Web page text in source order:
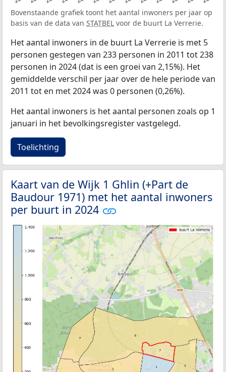
Bovenstaande grafiek toont het aantal inwoners per jaar op
basis van de data van STATBEL voor de buurt La Verrerie.
Het aantal inwoners in de buurt La Verrerie is met 5
personen gestegen van 233 personen in 2011 tot 238
personen in 2024 (dat is een groei van 2,15%). Het
gemiddelde verschil per jaar over de hele periode van
2011 tot en met 2024 was 0 personen (0,26%).
Het aantal inwoners is het aantal personen zoals op 1
januari in het bevolkingsregister vastgelegd.
Toelichting
Kaart van de Wijk 1 Ghlin (+Part de
Baudour 1971) met het aantal inwoners
per buurt in 2024